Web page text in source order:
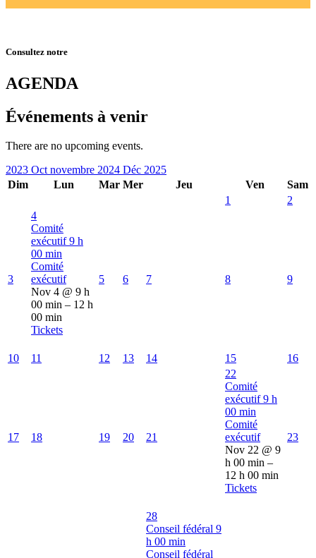
Consultez notre
AGENDA
Événements à venir
There are no upcoming events.
2023 Octnovembre 2024 Déc 2025
Dim
Lun Mar Mer Jeu Ven
Sam
1
2
3
4
Comité
exécutif9 h
00 min
Comité
exécutif
Nov 4 @ 9 h
00 min – 12 h
00 min
Tickets
5 6 7 8 9
10 11 12 13 14 15 16
17 18 19 20 21
22
Comité
exécutif9 h
00 min
Comité
exécutif
Nov 22 @ 9
h 00 min –
12 h 00 min
Tickets
23
28
Conseil fédéral 9
h 00 min
Conseil fédéral